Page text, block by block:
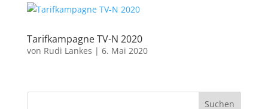
Tarifkampagne TV-N 2020
von Rudi Lankes | 6. Mai 2020